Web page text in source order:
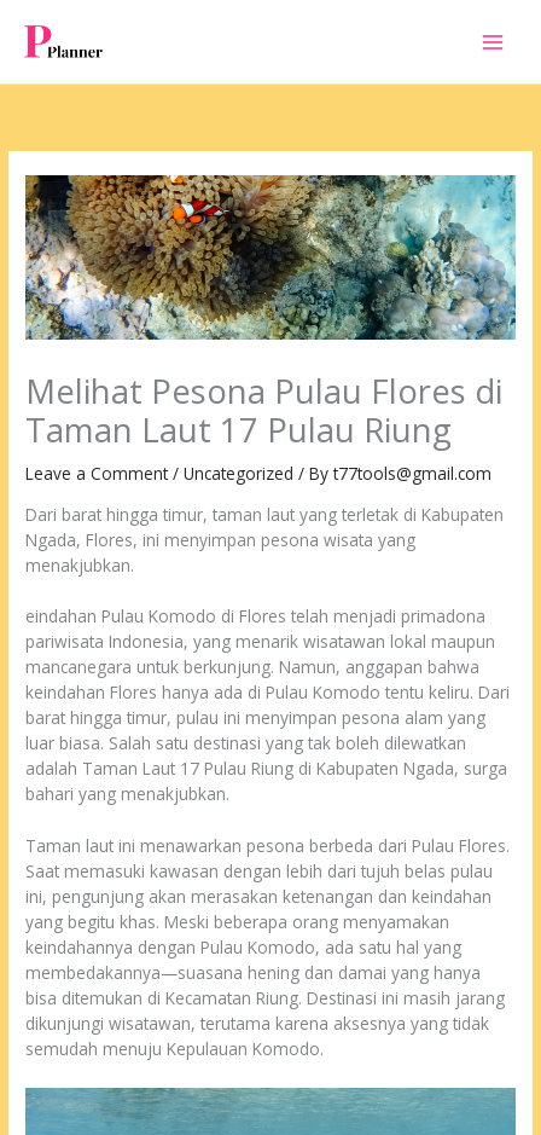
content
Melihat Pesona Pulau Flores di
Taman Laut 17 Pulau Riung
Leave a Comment /Uncategorized / Byt77tools@gmail.com
Dari barat hingga timur, taman laut yang terletak di Kabupaten
Ngada, Flores, ini menyimpan pesona wisata yang
menakjubkan.
eindahan Pulau Komodo di Flores telah menjadi primadona
pariwisata Indonesia, yang menarik wisatawan lokal maupun
mancanegara untuk berkunjung. Namun, anggapan bahwa
keindahan Flores hanya ada di Pulau Komodo tentu keliru. Dari
barat hingga timur, pulau ini menyimpan pesona alam yang
luar biasa. Salah satu destinasi yang tak boleh dilewatkan
adalah Taman Laut 17 Pulau Riung di Kabupaten Ngada, surga
bahari yang menakjubkan.
Taman laut ini menawarkan pesona berbeda dari Pulau Flores.
Saat memasuki kawasan dengan lebih dari tujuh belas pulau
ini, pengunjung akan merasakan ketenangan dan keindahan
yang begitu khas. Meski beberapa orang menyamakan
keindahannya dengan Pulau Komodo, ada satu hal yang
membedakannya—suasana hening dan damai yang hanya
bisa ditemukan di Kecamatan Riung. Destinasi ini masih jarang
dikunjungi wisatawan, terutama karena aksesnya yang tidak
semudah menuju Kepulauan Komodo.